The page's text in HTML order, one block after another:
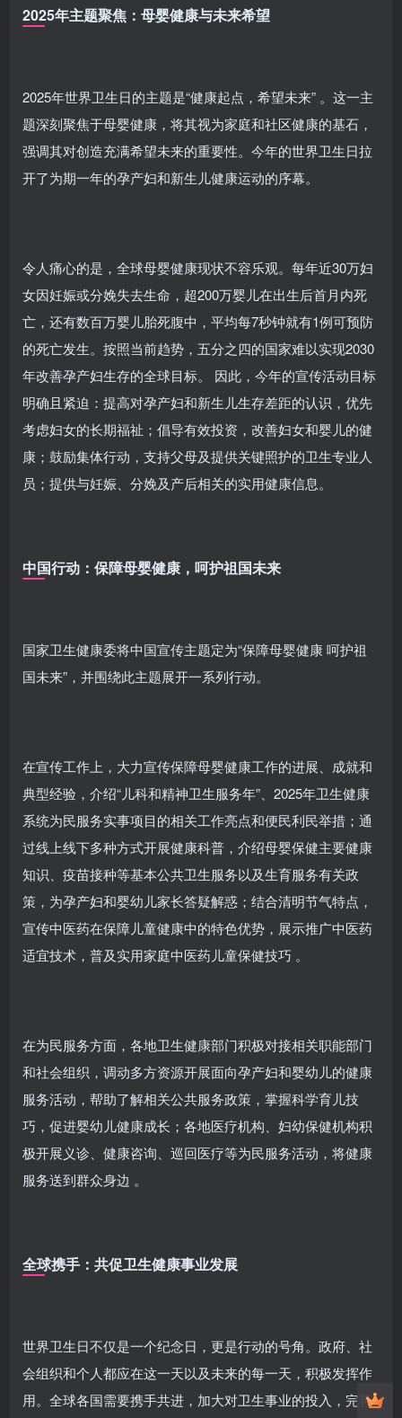
2025年主题聚焦：母婴健康与未来希望
2025年世界卫生日的主题是“健康起点，希望未来” 。这一主
题深刻聚焦于母婴健康，将其视为家庭和社区健康的基石，
强调其对创造充满希望未来的重要性。今年的世界卫生日拉
开了为期一年的孕产妇和新生儿健康运动的序幕。
令人痛心的是，全球母婴健康现状不容乐观。每年近30万妇
女因妊娠或分娩失去生命，超200万婴儿在出生后首月内死
亡，还有数百万婴儿胎死腹中，平均每7秒钟就有1例可预防
的死亡发生。按照当前趋势，五分之四的国家难以实现2030
年改善孕产妇生存的全球目标。 因此，今年的宣传活动目标
明确且紧迫：提高对孕产妇和新生儿生存差距的认识，优先
考虑妇女的长期福祉；倡导有效投资，改善妇女和婴儿的健
康；鼓励集体行动，支持父母及提供关键照护的卫生专业人
员；提供与妊娠、分娩及产后相关的实用健康信息。
中国行动：保障母婴健康，呵护祖国未来
国家卫生健康委将中国宣传主题定为“保障母婴健康 呵护祖
国未来”，并围绕此主题展开一系列行动。
在宣传工作上，大力宣传保障母婴健康工作的进展、成就和
典型经验，介绍“儿科和精神卫生服务年”、2025年卫生健康
系统为民服务实事项目的相关工作亮点和便民利民举措；通
过线上线下多种方式开展健康科普，介绍母婴保健主要健康
知识、疫苗接种等基本公共卫生服务以及生育服务有关政
策，为孕产妇和婴幼儿家长答疑解惑；结合清明节气特点，
宣传中医药在保障儿童健康中的特色优势，展示推广中医药
适宜技术，普及实用家庭中医药儿童保健技巧 。
在为民服务方面，各地卫生健康部门积极对接相关职能部门
和社会组织，调动多方资源开展面向孕产妇和婴幼儿的健康
服务活动，帮助了解相关公共服务政策，掌握科学育儿技
巧，促进婴幼儿健康成长；各地医疗机构、妇幼保健机构积
极开展义诊、健康咨询、巡回医疗等为民服务活动，将健康
服务送到群众身边 。
全球携手：共促卫生健康事业发展
世界卫生日不仅是一个纪念日，更是行动的号角。政府、社
会组织和个人都应在这一天以及未来的每一天，积极发挥作
用。全球各国需要携手共进，加大对卫生事业的投入，完善